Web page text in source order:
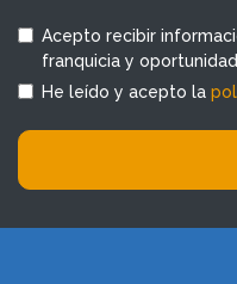
Acepto recibir
franquicia y
He leído y acepto la